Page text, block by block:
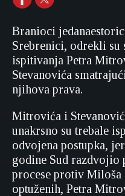
Branioci
Srebrenici, odrekli su
ispitivanja Petra
Stevanovića
njihova prava.
Mitrovića i
unakrsno su trebale
odvojena postupka,
godine Sud razdvojio
procese protiv Miloša
optuženih, Petra